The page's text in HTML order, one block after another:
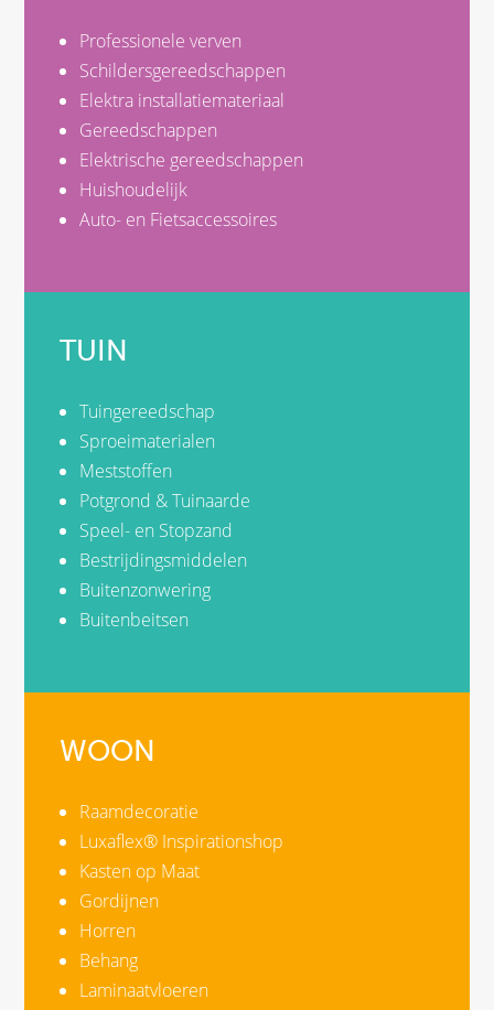
Professionele verven
Schildersgereedschappen
Elektra installatiemateriaal
Gereedschappen
Elektrische gereedschappen
Huishoudelijk
Auto- en Fietsaccessoires
TUIN
Tuingereedschap
Sproeimaterialen
Meststoffen
Potgrond & Tuinaarde
Speel- en Stopzand
Bestrijdingsmiddelen
Buitenzonwering
Buitenbeitsen
WOON
Raamdecoratie
Luxaflex® Inspirationshop
Kasten op Maat
Gordijnen
Horren
Behang
Laminaatvloeren